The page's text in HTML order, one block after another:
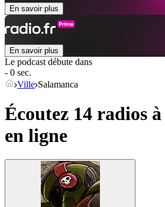
En savoir plus
En savoir plus
Le podcast débute dans
- 0 sec.
Ville Salamanca
Écoutez 14 radios à
en ligne